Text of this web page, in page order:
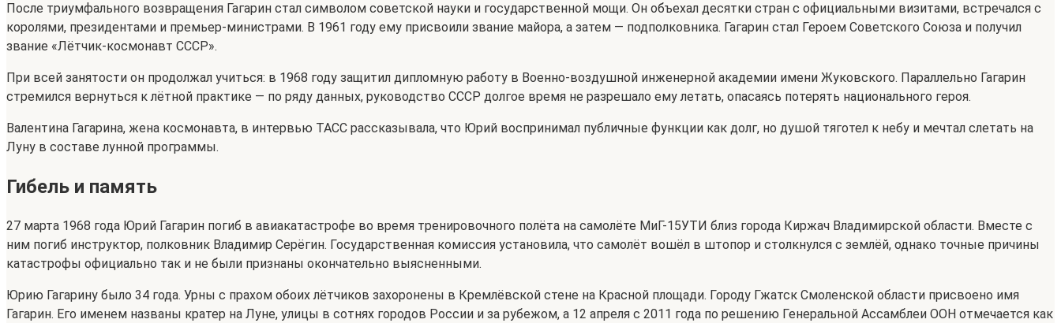
После триумфального возвращения Гагарин стал символом советской науки и государственной мощи. Он объехал десятки стран с официальными визитами, встречался с
королями, президентами и премьер-министрами. В 1961 году ему присвоили звание майора, а затем — подполковника. Гагарин стал Героем Советского Союза и получил
звание «Лётчик-космонавт СССР».
При всей занятости он продолжал учиться: в 1968 году защитил дипломную работу в Военно-воздушной инженерной академии имени Жуковского. Параллельно Гагарин
стремился вернуться к лётной практике — по ряду данных, руководство СССР долгое время не разрешало ему летать, опасаясь потерять национального героя.
Валентина Гагарина, жена космонавта, в интервью ТАСС рассказывала, что Юрий воспринимал публичные функции как долг, но душой тяготел к небу и мечтал слетать на
Луну в составе лунной программы.
Гибель и память
27 марта 1968 года Юрий Гагарин погиб в авиакатастрофе во время тренировочного полёта на самолёте МиГ-15УТИ близ города Киржач Владимирской области. Вместе с
ним погиб инструктор, полковник Владимир Серёгин. Государственная комиссия установила, что самолёт вошёл в штопор и столкнулся с землёй, однако точные причины
катастрофы официально так и не были признаны окончательно выясненными.
Юрию Гагарину было 34 года. Урны с прахом обоих лётчиков захоронены в Кремлёвской стене на Красной площади. Городу Гжатск Смоленской области присвоено имя
Гагарин. Его именем названы кратер на Луне, улицы в сотнях городов России и за рубежом, а 12 апреля с 2011 года по решению Генеральной Ассамблеи ООН отмечается как